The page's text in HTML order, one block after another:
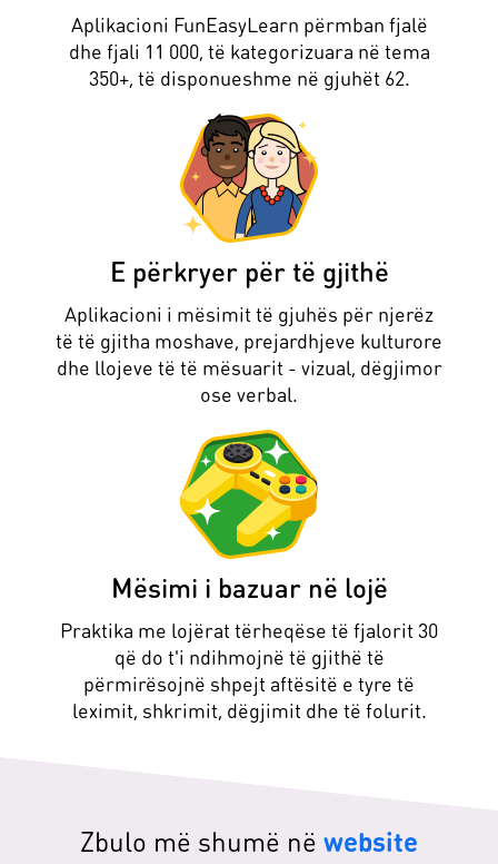
Aplikacioni FunEasyLearn përmban fjalë
dhe fjali 11 000, të kategorizuara në tema
350+, të disponueshme në gjuhët 62.
E përkryer për të gjithë
Aplikacioni i mësimit të gjuhës për njerëz
të të gjitha moshave, prejardhjeve kulturore
dhe llojeve të të mësuarit - vizual, dëgjimor
ose verbal.
Mësimi i bazuar në lojë
Praktika me lojërat tërheqëse të fjalorit 30
që do t'i ndihmojnë të gjithë të
përmirësojnë shpejt aftësitë e tyre të
leximit, shkrimit, dëgjimit dhe të folurit.
Zbulo më shumë në website